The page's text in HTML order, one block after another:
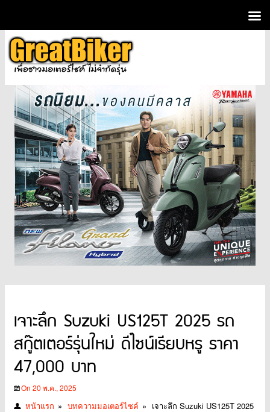
เจาะลึก Suzuki US125T 2025 รถ
สกู๊ตเตอร์รุ่นใหม่ ดีไซน์เรียบหรู ราคา
47,000 บาท
On 20 พ.ค., 2025
หน้าแรก » บทความมอเตอร์ไซค์ » เจาะลึก Suzuki US125T 2025